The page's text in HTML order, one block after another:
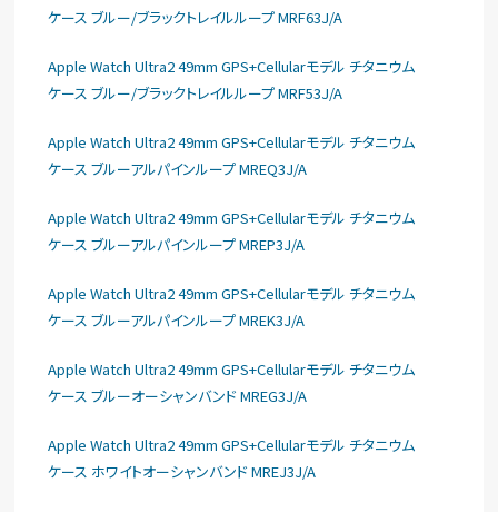
ケース ブルー/ブラックトレイルループ MRF63J/A
Apple Watch Ultra2 49mm GPS+Cellularモデル チタニウム
ケース ブルー/ブラックトレイルループ MRF53J/A
Apple Watch Ultra2 49mm GPS+Cellularモデル チタニウム
ケース ブルーアルパインループ MREQ3J/A
Apple Watch Ultra2 49mm GPS+Cellularモデル チタニウム
ケース ブルーアルパインループ MREP3J/A
Apple Watch Ultra2 49mm GPS+Cellularモデル チタニウム
ケース ブルーアルパインループ MREK3J/A
Apple Watch Ultra2 49mm GPS+Cellularモデル チタニウム
ケース ブルーオーシャンバンド MREG3J/A
Apple Watch Ultra2 49mm GPS+Cellularモデル チタニウム
ケース ホワイトオーシャンバンド MREJ3J/A